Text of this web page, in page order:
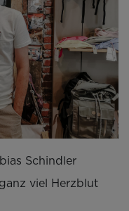
Schindler
viel Herzblut